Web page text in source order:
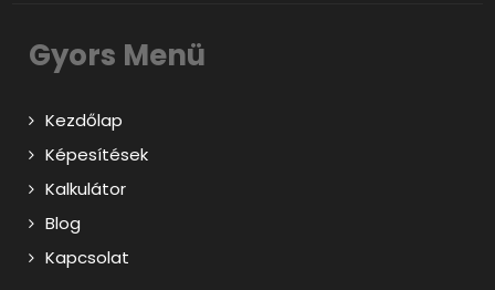
Gyors Menü
Kezdőlap
Képesítések
Kalkulátor
Blog
Kapcsolat